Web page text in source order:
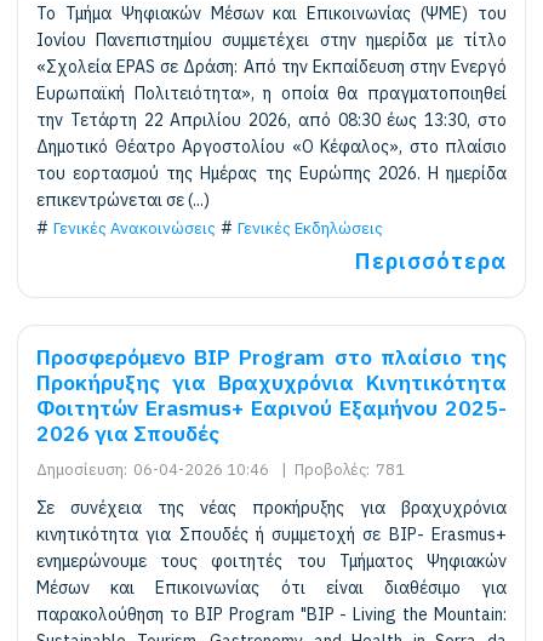
Το Τμήμα Ψηφιακών Μέσων και Επικοινωνίας (ΨΜΕ) του
Ιονίου Πανεπιστημίου συμμετέχει στην ημερίδα με τίτλο
«Σχολεία EPAS σε Δράση: Από την Εκπαίδευση στην Ενεργό
Ευρωπαϊκή Πολιτειότητα», η οποία θα πραγματοποιηθεί
την Τετάρτη 22 Απριλίου 2026, από 08:30 έως 13:30, στο
Δημοτικό Θέατρο Αργοστολίου «Ο Κέφαλος», στο πλαίσιο
του εορτασμού της Ημέρας της Ευρώπης 2026. Η ημερίδα
επικεντρώνεται σε (...)
Γενικές Ανακοινώσεις
Γενικές Εκδηλώσεις
Περισσότερα
Προσφερόμενο BIP Program στο πλαίσιο της
Προκήρυξης για Βραχυχρόνια Kινητικότητα
Φοιτητών Erasmus+ Εαρινού Εξαμήνου 2025-
2026 για Σπουδές
Δημοσίευση: 06-04-2026 10:46 | Προβολές: 781
Σε συνέχεια της νέας προκήρυξης για βραχυχρόνια
κινητικότητα για Σπουδές ή συμμετοχή σε BIP- Erasmus+
ενημερώνουμε τους φοιτητές του Τμήματος Ψηφιακών
Μέσων και Επικοινωνίας ότι είναι διαθέσιμο για
παρακολούθηση το BIP Program "BIP - Living the Mountain: